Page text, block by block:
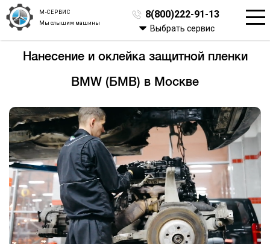
М-СЕРВИС
Мы слышим машины
8(800)222-91-13
Выбрать сервис
Нанесение и оклейка защитной пленки
BMW (БМВ) в Москве